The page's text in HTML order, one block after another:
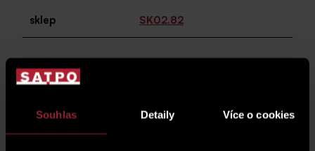
Souhlas Detaily Více o cookies
sklep SK02.82
plánek podlaží